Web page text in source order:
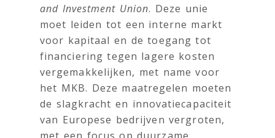
and Investment Union. Deze unie
moet leiden tot een interne markt
voor kapitaal en de toegang tot
financiering tegen lagere kosten
vergemakkelijken, met name voor
het MKB. Deze maatregelen moeten
de slagkracht en innovatiecapaciteit
van Europese bedrijven vergroten,